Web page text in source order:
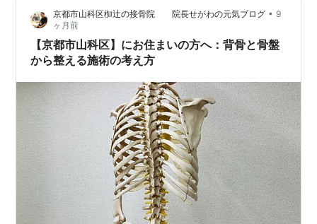
京都市山科区椥辻の接骨院 院長せがわの元気ブログ • 9
ヶ月前
【京都市山科区】にお住まいの方へ：背骨と骨盤
から整える施術の考え方